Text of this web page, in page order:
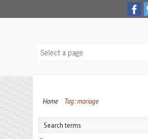
Home Tag: mariage